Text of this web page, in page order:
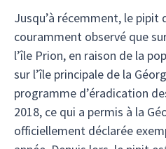
Jusqu’à récemment, le pipit
couramment observé que
l’île Prion, en raison de la
sur l’île principale de la
programme d’éradication
2018, ce qui a permis à la
officiellement déclarée